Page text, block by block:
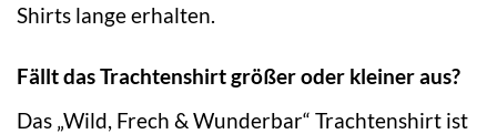
Shirts lange erhalten.
Fällt das Trachtenshirt größer oder kleiner aus?
Das „Wild, Frech & Wunderbar“ Trachtenshirt ist